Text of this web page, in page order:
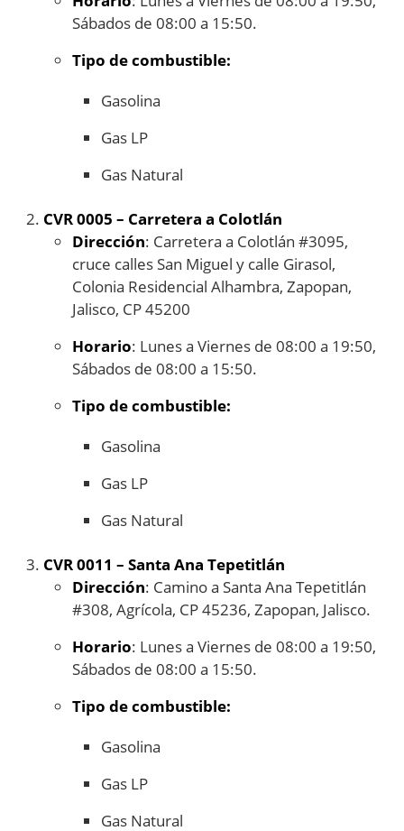
Sábados de 08:00 a 15:50.
Tipo de combustible:
Gasolina
Gas LP
Gas Natural
CVR 0005 – Carretera a Colotlán
Dirección: Carretera a Colotlán #3095,
cruce calles San Miguel y calle Girasol,
Colonia Residencial Alhambra, Zapopan,
Jalisco, CP 45200
Horario: Lunes a Viernes de 08:00 a 19:50,
Sábados de 08:00 a 15:50.
Tipo de combustible:
Gasolina
Gas LP
Gas Natural
CVR 0011 – Santa Ana Tepetitlán
Dirección: Camino a Santa Ana Tepetitlán
#308, Agrícola, CP 45236, Zapopan, Jalisco.
Horario: Lunes a Viernes de 08:00 a 19:50,
Sábados de 08:00 a 15:50.
Tipo de combustible:
Gasolina
Gas LP
Gas Natural